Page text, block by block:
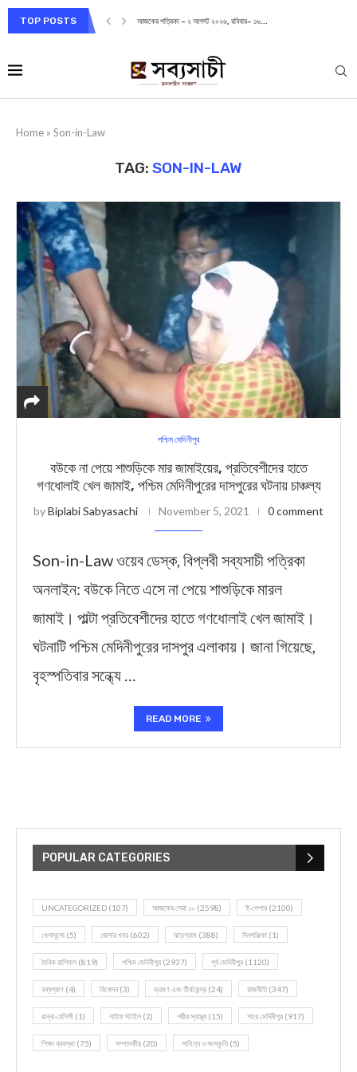
TOP POSTS আজকের পত্রিকা – ২ আগস্ট ২০২৬, রবিবার– ১৬...
Home » Son-in-Law
TAG: SON-IN-LAW
পশ্চিম মেদিনীপুর
বউকে না পেয়ে শাশুড়িকে মার জামাইয়ের, প্রতিবেশীদের হাতে
গণধোলাই খেল জামাই, পশ্চিম মেদিনীপুরের দাসপুরের ঘটনায় চাঞ্চল্য
byBiplabi Sabyasachi November 5, 2021 0 comment
Son-in-Law ওয়েব ডেস্ক, বিপ্লবী সব্যসাচী পত্রিকা
অনলাইন: বউকে নিতে এসে না পেয়ে শাশুড়িকে মারল
জামাই। পাল্টা প্রতিবেশীদের হাতে গণধোলাই খেল জামাই।
ঘটনাটি পশ্চিম মেদিনীপুরের দাসপুর এলাকায়। জানা গিয়েছে,
বৃহস্পতিবার সন্ধ্যে …
READ MORE
POPULAR CATEGORIES
UNCATEGORIZED (107) আজকের সেরা ১০ (2598) ই-পেপার (2100)
খেলাধূলো (5) জেলার খবর (602) ঝাড়গ্রাম (388) দিনপঞ্জিকা (1)
দৈনিক রাশিফল (819) পশ্চিম মেদিনীপুর (2937) পূর্ব মেদিনীপুর (1120)
বন্যপ্রাণ (4) বিনোদন(3) ভ্রমণ এবং তীর্থকেন্দ্র (24) রাজনীতি(347)
রান্না-রেসিপী (1) লাইফ স্টাইল (2) শরীর স্বাস্থ্য (15) শহর মেদিনীপুর (917)
শিক্ষা ব্যবস্থা (75) সম্পাদকীয় (20) সাহিত্য ও সংস্কৃতি(5)